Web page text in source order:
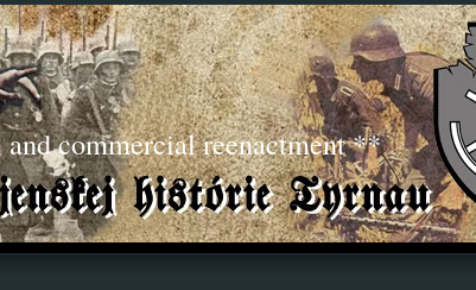
commercial reenactment **